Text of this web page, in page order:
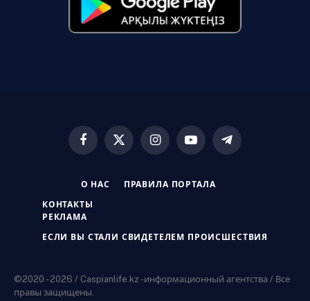
Facebook
X
InstagramYouTubeTelegram
О НАС ПРАВИЛА ПОРТАЛА
КОНТАКТЫ
РЕКЛАМА
ЕСЛИ ВЫ СТАЛИ СВИДЕТЕЛЕМ ПРОИСШЕСТВИЯ
©2020 - 2026 / Caspianlife.kz -информационный агентства / Все
правы защищены.